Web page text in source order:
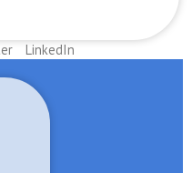
LinkedIn